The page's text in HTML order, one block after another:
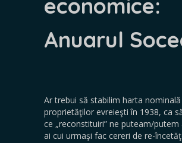
economice:
Anuarul
Ar trebui să stabilim harta nominală
proprietăţilor evreieşti în 1938, ca
ce „reconstituiri” ne puteam/putem
ai cui urmaşi fac cereri de re-